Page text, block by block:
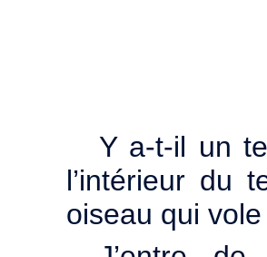
Y a-t-il un
l’intérieur du
oiseau qui